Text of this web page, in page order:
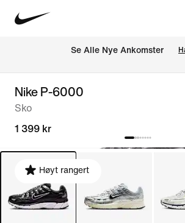
Se Alle Nye Ankomster
Nike P-6000
Sko
1 399 kr
Høyt rangert